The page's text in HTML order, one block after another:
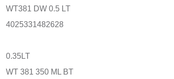
WT381 DW 0.5 LT
4025331482628
0.35LT
WT 381 350 ML BT